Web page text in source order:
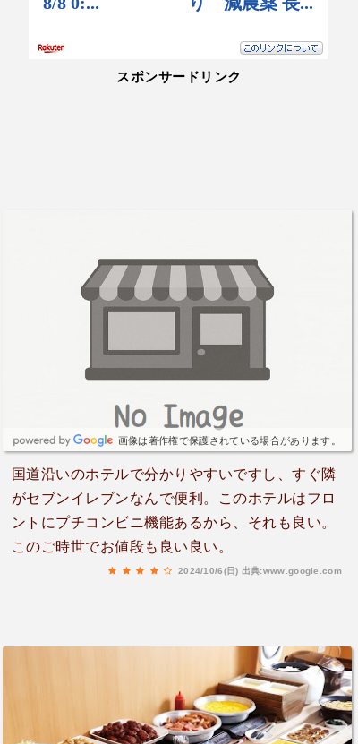
スポンサードリンク
画像は著作権で保護されている場合があります。
国道沿いのホテルで分かりやすいですし、すぐ隣
がセブンイレブンなんで便利。このホテルはフロ
ントにプチコンビニ機能あるから、それも良い。
このご時世でお値段も良い良い。
2024/10/6(日) 出典:www.google.com